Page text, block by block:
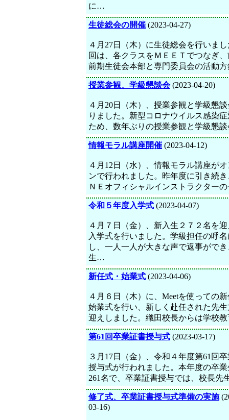
に…
生徒総会の開催 (2023-04-27)
４月27日（木）に生徒総会を行いま
回は、各クラスをＭＥＥＴでつなぎ
前期生徒会本部と専門委員会の活動
授業参観、学級懇談会(2023-04-20)
４月20日（木）、授業参観と学級懇
りました。新型コロナウイルス感染
ため、数年ぶりの授業参観と学級懇
情報モラル講座開催 (2023-04-12)
４月12日（水）、情報モラル講座が
ンで行われました。昨年度に引き続
ＮＥオフィシャルインストラクター
令和５年度入学式 (2023-04-07)
４月７日（金）、新入生２７２名を
入学式を行いました。学級担任の呼
し、一人一人が大きな声で返事がで
生…
新任式・始業式 (2023-04-06)
４月６日（木）に、Meetを使っての
始業式を行い、新しく赴任された先
迎えしました。織田校長からは学校
第61回卒業証書授与式 (2023-03-17)
３月17日（金）、令和４年度第61回
授与式が行われました。本年度の卒
261名で、卒業証書授与では、校長先
修了式、卒業証書授与式準備の実施
03-16)